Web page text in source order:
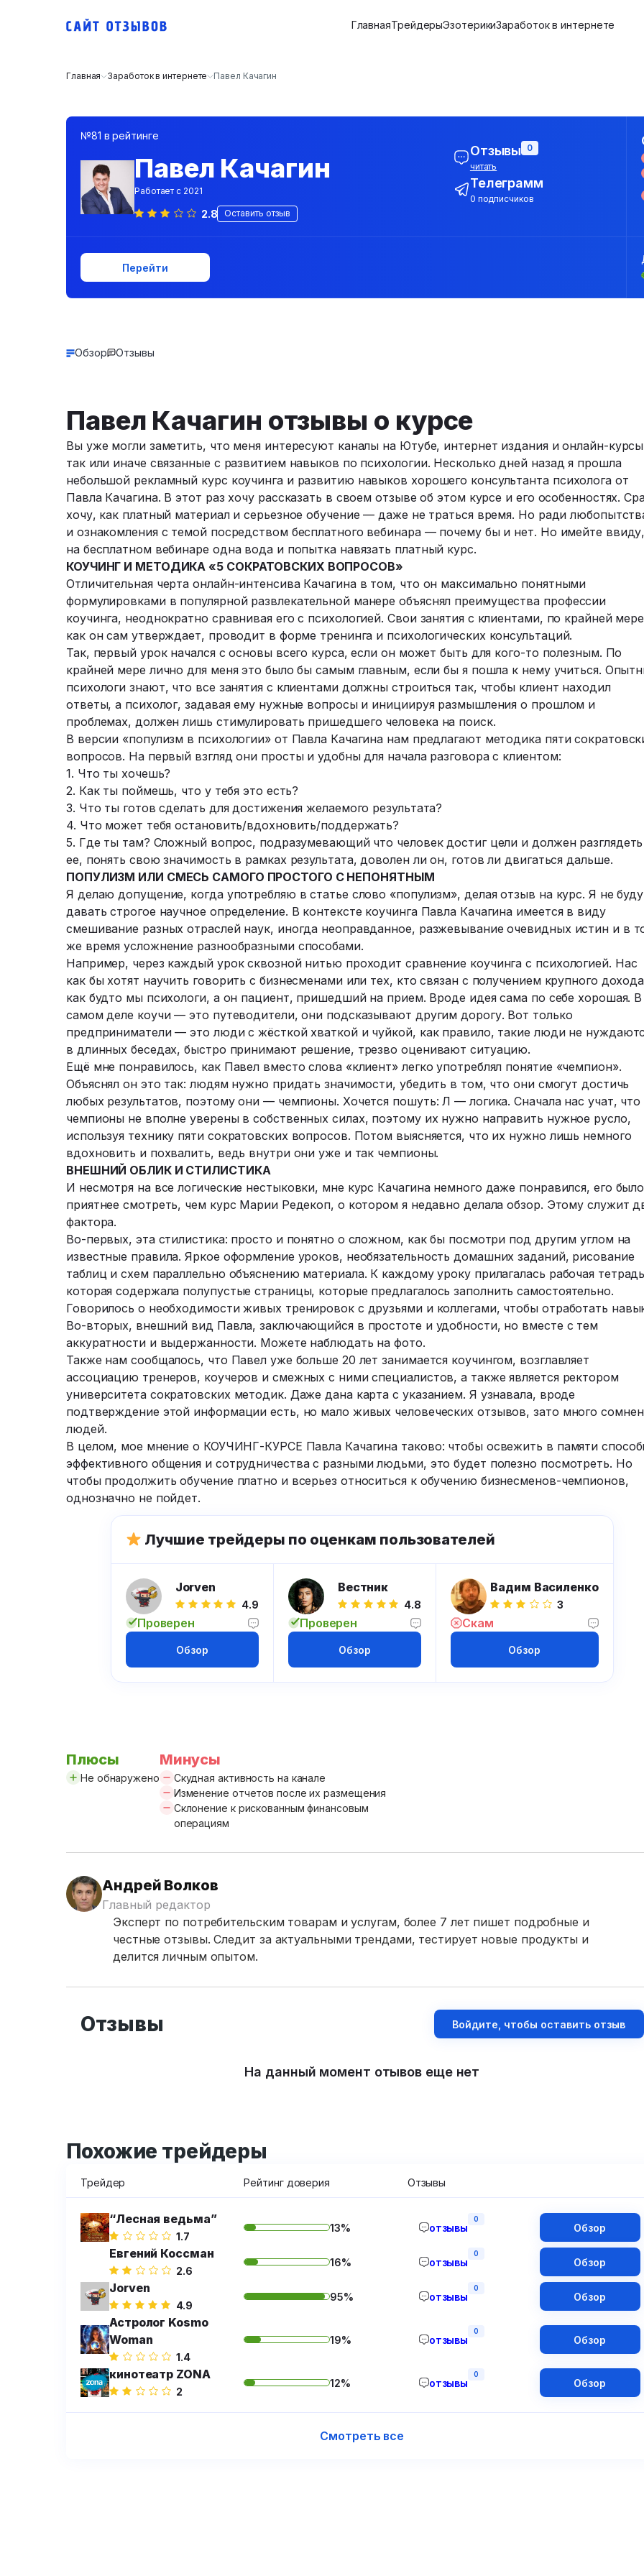
ГлавнаяТрейдерыЭзотерикиЗаработок в интернете
Главная Заработок в интернете Павел Качагин
№81 в рейтинге
Павел Качагин
Работает с 2021
2.8 Оставить отзыв
Отзывы 0
читать
Телеграмм
0 подписчиков
Перейти
Обзор Отзывы
Павел Качагин отзывы о курсе
Вы уже могли заметить, что меня интересуют каналы на Ютубе, интернет издания и онлайн-
так или иначе связанные с развитием навыков по психологии. Несколько дней назад я прошла
небольшой рекламный курс коучинга и развитию навыков хорошего консультанта психолога от
Павла Качагина. В этот раз хочу рассказать в своем отзыве об этом курсе и его особенностях.
хочу, как платный материал и серьезное обучение — даже не траться время. Но ради
и ознакомления с темой посредством бесплатного вебинара — почему бы и нет. Но имейте ввиду,
на бесплатном вебинаре одна вода и попытка навязать платный курс.
КОУЧИНГ И МЕТОДИКА «5 СОКРАТОВСКИХ ВОПРОСОВ»
Отличительная черта онлайн-интенсива Качагина в том, что он максимально понятными
формулировками в популярной развлекательной манере объяснял преимущества профессии
коучинга, неоднократно сравнивая его с психологией. Свои занятия с клиентами, по крайней мере
как он сам утверждает, проводит в форме тренинга и психологических консультаций.
Так, первый урок начался с основы всего курса, если он может быть для кого-то полезным. По
крайней мере лично для меня это было бы самым главным, если бы я пошла к нему учиться.
психологи знают, что все занятия с клиентами должны строиться так, чтобы клиент находил
ответы, а психолог, задавая ему нужные вопросы и инициируя размышления о прошлом и
проблемах, должен лишь стимулировать пришедшего человека на поиск.
В версии «популизм в психологии» от Павла Качагина нам предлагают методика пяти
вопросов. На первый взгляд они просты и удобны для начала разговора с клиентом:
1. Что ты хочешь?
2. Как ты поймешь, что у тебя это есть?
3. Что ты готов сделать для достижения желаемого результата?
4. Что может тебя остановить/вдохновить/поддержать?
5. Где ты там? Сложный вопрос, подразумевающий что человек достиг цели и должен разглядеть
ее, понять свою значимость в рамках результата, доволен ли он, готов ли двигаться дальше.
ПОПУЛИЗМ ИЛИ СМЕСЬ САМОГО ПРОСТОГО С НЕПОНЯТНЫМ
Я делаю допущение, когда употребляю в статье слово «популизм», делая отзыв на курс. Я не буду
давать строгое научное определение. В контексте коучинга Павла Качагина имеется в виду
смешивание разных отраслей наук, иногда неоправданное, разжевывание очевидных истин и в
же время усложнение разнообразными способами.
Например, через каждый урок сквозной нитью проходит сравнение коучинга с психологией. Нас
как бы хотят научить говорить с бизнесменами или тех, кто связан с получением крупного
как будто мы психологи, а он пациент, пришедший на прием. Вроде идея сама по себе хорошая. В
самом деле коучи — это путеводители, они подсказывают другим дорогу. Вот только
предприниматели — это люди с жёсткой хваткой и чуйкой, как правило, такие люди не
в длинных беседах, быстро принимают решение, трезво оценивают ситуацию.
Ещё мне понравилось, как Павел вместо слова «клиент» легко употреблял понятие «чемпион».
Объяснял он это так: людям нужно придать значимости, убедить в том, что они смогут достичь
любых результатов, поэтому они — чемпионы. Хочется пошуть: Л — логика. Сначала нас учат, что
чемпионы не вполне уверены в собственных силах, поэтому их нужно направить нужное русло,
используя технику пяти сократовских вопросов. Потом выясняется, что их нужно лишь немного
вдохновить и похвалить, ведь внутри они уже и так чемпионы.
ВНЕШНИЙ ОБЛИК И СТИЛИСТИКА
И несмотря на все логические нестыковки, мне курс Качагина немного даже понравился, его было
приятнее смотреть, чем курс Марии Редекоп, о котором я недавно делала обзор. Этому служит
фактора.
Во-первых, эта стилистика: просто и понятно о сложном, как бы посмотри под другим углом на
известные правила. Яркое оформление уроков, необязательность домашних заданий, рисование
таблиц и схем параллельно объяснению материала. К каждому уроку прилагалась рабочая
которая содержала полупустые страницы, которые предлагалось заполнить самостоятельно.
Говорилось о необходимости живых тренировок с друзьями и коллегами, чтобы отработать
Во-вторых, внешний вид Павла, заключающийся в простоте и удобности, но вместе с тем
аккуратности и выдержанности. Можете наблюдать на фото.
Также нам сообщалось, что Павел уже больше 20 лет занимается коучингом, возглавляет
ассоциацию тренеров, коучеров и смежных с ними специалистов, а также является ректором
университета сократовских методик. Даже дана карта с указанием. Я узнавала, вроде
подтверждение этой информации есть, но мало живых человеческих отзывов, зато много
людей.
В целом, мое мнение о КОУЧИНГ-КУРСЕ Павла Качагина таково: чтобы освежить в памяти
эффективного общения и сотрудничества с разными людьми, это будет полезно посмотреть. Но
чтобы продолжить обучение платно и всерьез относиться к обучению бизнесменов-чемпионов,
однозначно не пойдет.
Лучшие трейдеры по оценкам пользователей
Jorven
4.9
Проверен
Обзор
Вестник
4.8
Проверен
Обзор
Вадим Василенко
3
Скам
Обзор
Плюсы
Не обнаружено
Минусы
Скудная активность на канале
Изменение отчетов после их размещения
Склонение к рискованным финансовым
операциям
Андрей Волков
Главный редактор
Эксперт по потребительским товарам и услугам, более 7 лет пишет подробные и
честные отзывы. Следит за актуальными трендами, тестирует новые продукты и
делится личным опытом.
Отзывы Войдите, чтобы оставить отзыв
На данный момент отывов еще нет
Похожие трейдеры
Трейдер Рейтинг доверия Отзывы
“Лесная ведьма”
1.7
13% отзывы
0
Обзор
Евгений Коссман
2.6
16% отзывы
0
Обзор
Jorven
4.9
95% отзывы
0
Обзор
Астролог Kosmo
Woman
1.4
19% отзывы
0
Обзор
кинотеатр ZONA
2
12% отзывы
0
Обзор
Смотреть все